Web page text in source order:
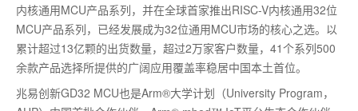
内核通用MCU产品系列，并在全球首家推出RISC-V内核通用32位
MCU产品系列，已经发展成为32位通用MCU市场的核心之选。以
累计超过13亿颗的出货数量，超过2万家客户数量，41个系列500
余款产品选择所提供的广阔应用覆盖率稳居中国本土首位。
兆易创新GD32 MCU也是Arm®大学计划（University Program，